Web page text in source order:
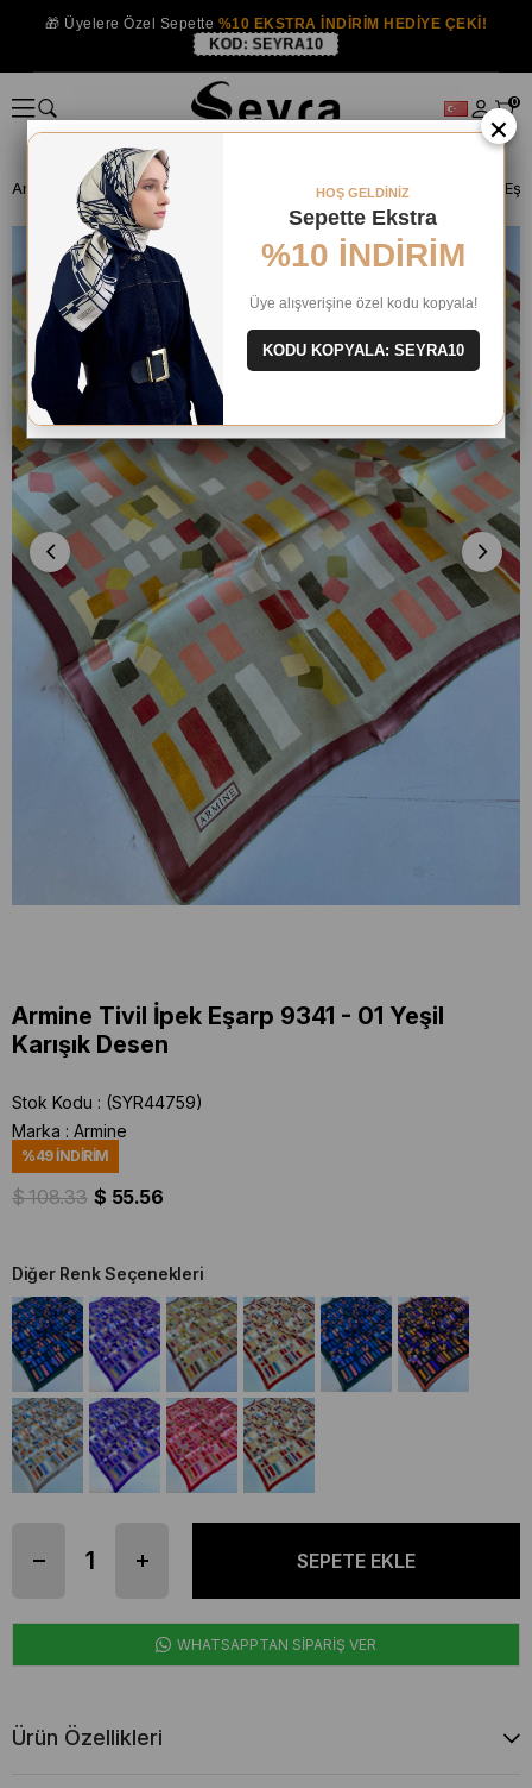
🎁 Üyelere Özel Sepette %10 EKSTRA İNDİRİM HEDİYE ÇEKİ!
KOD: SEYRA10
0
Anasayfa İPEK EŞARP Armine İpek 2025 Yaz Armine Tivil İpek
Armine Tivil İpek Eşarp 9341 - 01 Yeşil
Karışık Desen
Stok Kodu
(SYR44759)
Marka : Armine
%49İNDIRIM
$ 108.33 $ 55.56
Diğer Renk Seçenekleri
WHATSAPPTAN SİPARİŞ VER
Ürün Özellikleri
×
HOŞ GELDİNİZ
Sepette Ekstra
%10 İNDİRİM
Üye alışverişine özel kodu kopyala!
KODU KOPYALA: SEYRA10